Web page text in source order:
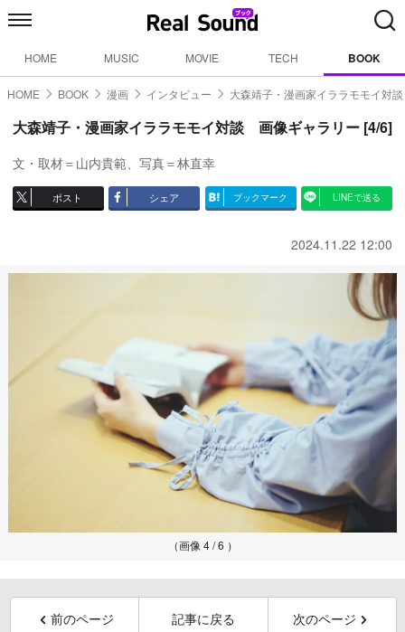
HOME MUSIC MOVIE TECH BOOK
HOME BOOK 漫画 インタビュー 大森靖子・漫画家イララモモイ対談
大森靖子・漫画家イララモモイ対談 画像ギャラリー [4/6]
文・取材＝山内貴範、写真＝林直幸
ポスト シェア ブックマーク LINEで送る
2024.11.22 12:00
（画像 4 / 6 ）
前のページ 記事に戻る 次のページ